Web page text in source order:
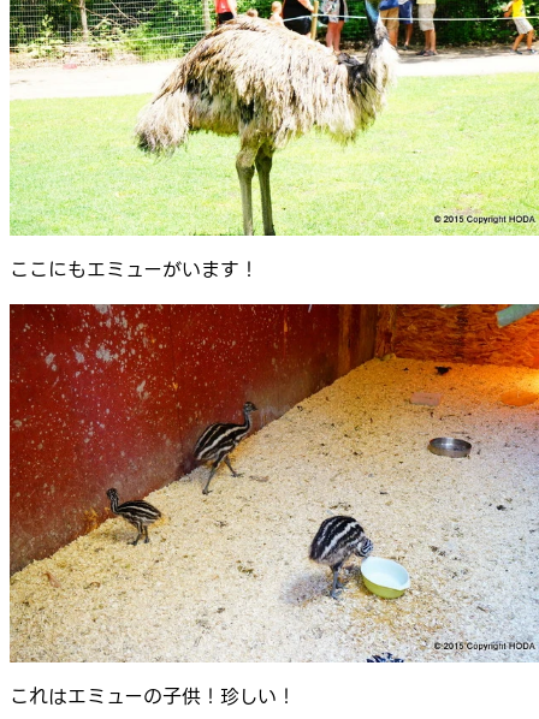
ここにもエミューがいます！
これはエミューの子供！珍しい！